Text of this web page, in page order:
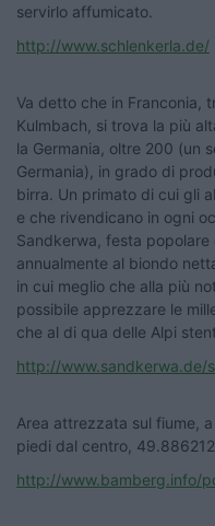
servirlo affumicato.
http://www.schlenkerla.de/
Va detto che in Franconia,
Kulmbach, si trova la più
la Germania, oltre 200 (un
Germania), in grado di
birra. Un primato di cui gli
e che rivendicano in ogni
Sandkerwa, festa
annualmente al biondo
in cui meglio che alla più
possibile apprezzare le
che al di qua delle Alpi
http://www.sandkerwa.de/
Area attrezzata sul fiume,
piedi dal centro,
http://www.bamberg.info/